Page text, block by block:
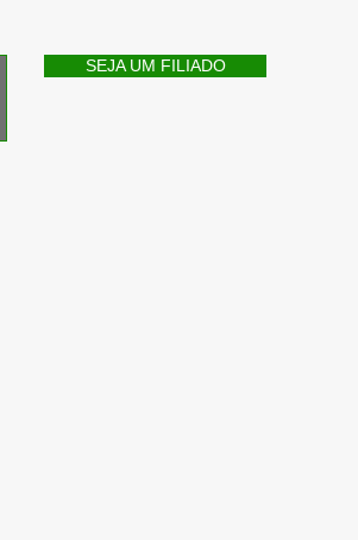
SEJA UM FILIADO